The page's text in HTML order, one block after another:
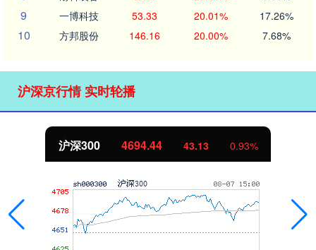
9 一博科技 53.33 20.01% 17.26%
10 方邦股份 146.16 20.00% 7.68%
沪深京行情 实时轮播
43.13 0.93%